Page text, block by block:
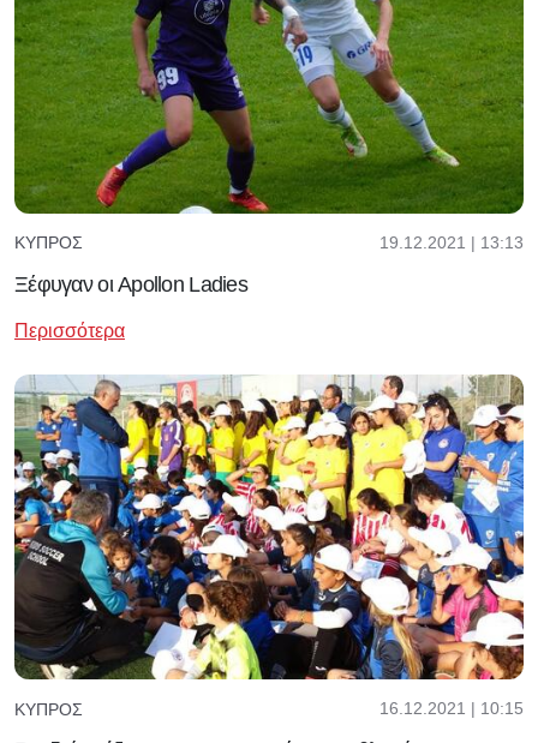
ΚΎΠΡΟΣ 19.12.2021 | 13:13
Ξέφυγαν οι Apollon Ladies
Περισσότερα
ΚΎΠΡΟΣ 16.12.2021 | 10:15